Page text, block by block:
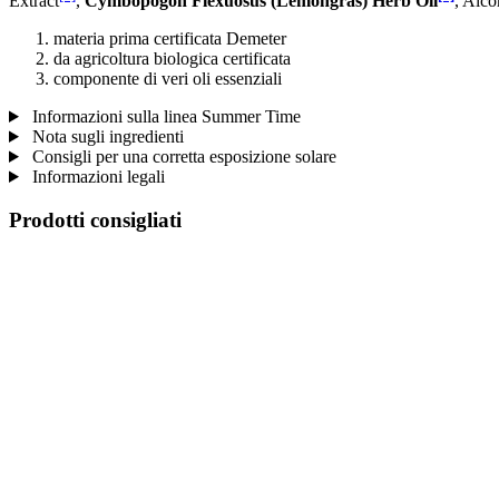
materia prima certificata Demeter
da agricoltura biologica certificata
componente di veri oli essenziali
Informazioni sulla linea Summer Time
Nota sugli ingredienti
Consigli per una corretta esposizione solare
Informazioni legali
Prodotti consigliati